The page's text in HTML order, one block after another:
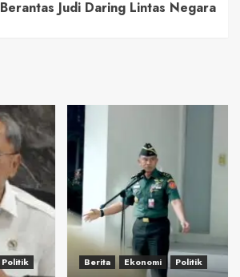
Berantas Judi Daring Lintas Negara
Politik Berita Ekonomi Politik